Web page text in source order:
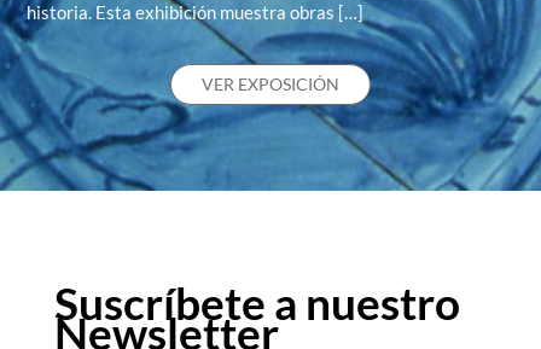
historia. Esta exhibición muestra obras […]
VER EXPOSICIÓN
Suscríbete a nuestro
Newsletter